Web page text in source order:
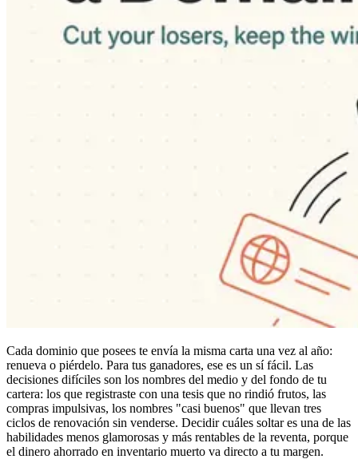
Cada dominio que posees te envía la misma carta una vez al año:
renueva o piérdelo. Para tus ganadores, ese es un sí fácil. Las
decisiones difíciles son los nombres del medio y del fondo de tu
cartera: los que registraste con una tesis que no rindió frutos, las
compras impulsivas, los nombres "casi buenos" que llevan tres
ciclos de renovación sin venderse. Decidir cuáles soltar es una de las
habilidades menos glamorosas y más rentables de la reventa, porque
el dinero ahorrado en inventario muerto va directo a tu margen.